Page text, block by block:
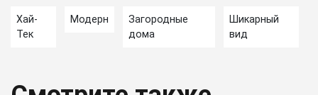
Хай-
Тек
Модерн
Загородные
дома
Шикарный
вид